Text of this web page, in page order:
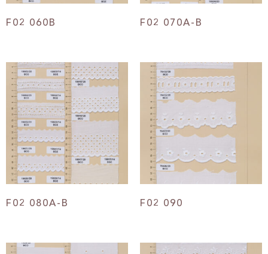
F02 060B F02 070A-B
F02 080A-B F02 090